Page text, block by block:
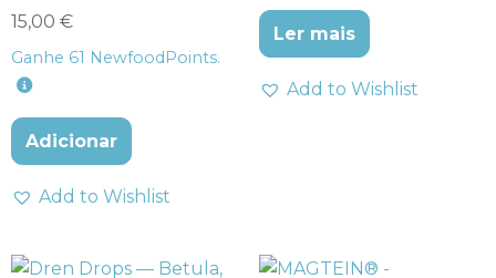
Avaliação
4.50
de 5
15,00 €
Ganhe 61 NewfoodPoints.
Adicionar
Add to Wishlist
Ler mais
Add to Wishlist